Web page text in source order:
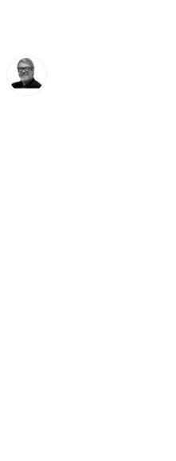
aprobado
asciende a 418
desarrollo social y